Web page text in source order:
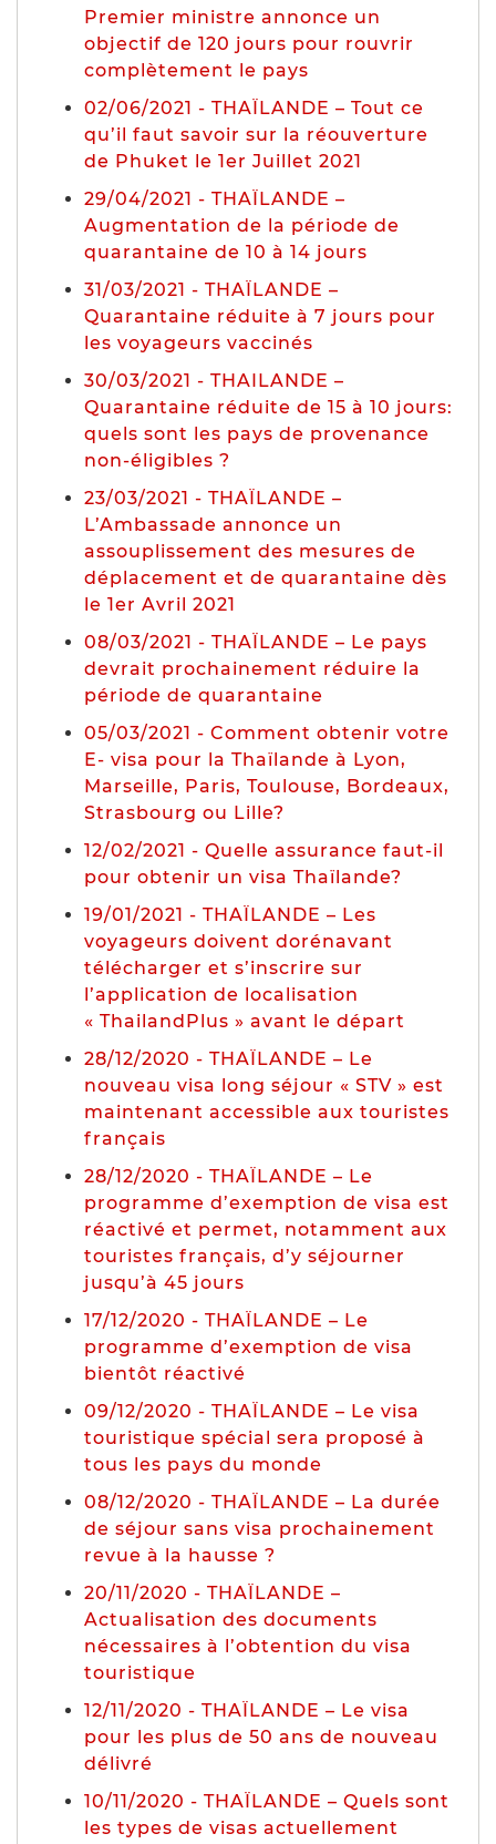
Premier ministre annonce un
objectif de 120 jours pour rouvrir
complètement le pays
02/06/2021 - THAÏLANDE – Tout ce
qu’il faut savoir sur la réouverture
de Phuket le 1er Juillet 2021
29/04/2021 - THAÏLANDE –
Augmentation de la période de
quarantaine de 10 à 14 jours
31/03/2021 - THAÏLANDE –
Quarantaine réduite à 7 jours pour
les voyageurs vaccinés
30/03/2021 - THAILANDE –
Quarantaine réduite de 15 à 10 jours:
quels sont les pays de provenance
non-éligibles ?
23/03/2021 - THAÏLANDE –
L’Ambassade annonce un
assouplissement des mesures de
déplacement et de quarantaine dès
le 1er Avril 2021
08/03/2021 - THAÏLANDE – Le pays
devrait prochainement réduire la
période de quarantaine
05/03/2021 - Comment obtenir votre
E- visa pour la Thaïlande à Lyon,
Marseille, Paris, Toulouse, Bordeaux,
Strasbourg ou Lille?
12/02/2021 - Quelle assurance faut-il
pour obtenir un visa Thaïlande?
19/01/2021 - THAÏLANDE – Les
voyageurs doivent dorénavant
télécharger et s’inscrire sur
l’application de localisation
« ThailandPlus » avant le départ
28/12/2020 - THAÏLANDE – Le
nouveau visa long séjour « STV » est
maintenant accessible aux touristes
français
28/12/2020 - THAÏLANDE – Le
programme d’exemption de visa est
réactivé et permet, notamment aux
touristes français, d’y séjourner
jusqu’à 45 jours
17/12/2020 - THAÏLANDE – Le
programme d’exemption de visa
bientôt réactivé
09/12/2020 - THAÏLANDE – Le visa
touristique spécial sera proposé à
tous les pays du monde
08/12/2020 - THAÏLANDE – La durée
de séjour sans visa prochainement
revue à la hausse ?
20/11/2020 - THAÏLANDE –
Actualisation des documents
nécessaires à l’obtention du visa
touristique
12/11/2020 - THAÏLANDE – Le visa
pour les plus de 50 ans de nouveau
délivré
10/11/2020 - THAÏLANDE – Quels sont
les types de visas actuellement